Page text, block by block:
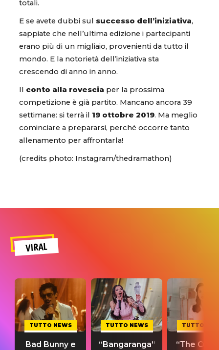
totali.
E se avete dubbi sul successo dell’iniziativa,
sappiate che nell’ultima edizione i partecipanti
erano più di un migliaio, provenienti da tutto il
mondo. E la notorietà dell’iniziativa sta
crescendo di anno in anno.
Il conto alla rovescia per la prossima
competizione è già partito. Mancano ancora 39
settimane: si terrà il 19 ottobre 2019. Ma meglio
cominciare a prepararsi, perché occorre tanto
allenamento per affrontarla!
(credits photo: Instagram/thedramathon)
VIRAL
TUTTO NEWS
Bad Bunny e
TUTTO NEWS
“Bangaranga”
TUTTO
“The